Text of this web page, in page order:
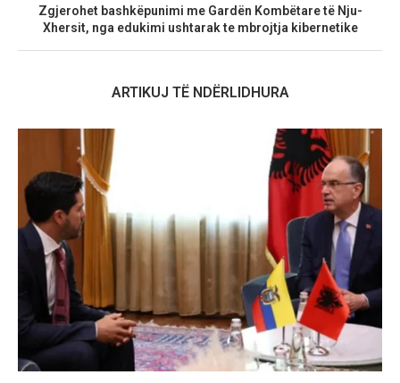
Zgjerohet bashkëpunimi me Gardën Kombëtare të Nju-
Xhersit, nga edukimi ushtarak te mbrojtja kibernetike
ARTIKUJ TË NDËRLIDHURA